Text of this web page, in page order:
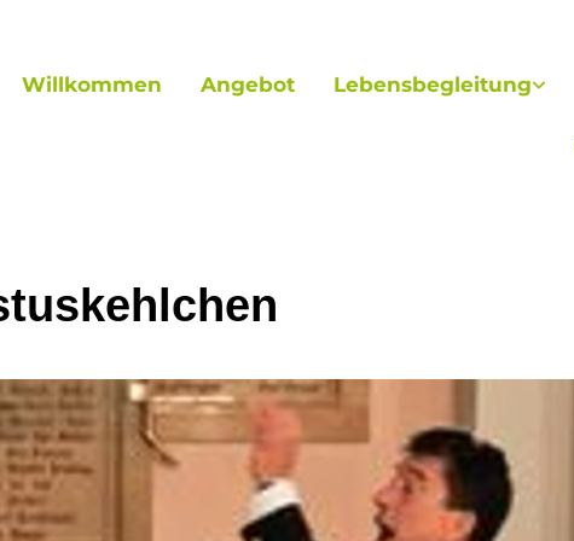
Willkommen Angebot Lebensbegleitung